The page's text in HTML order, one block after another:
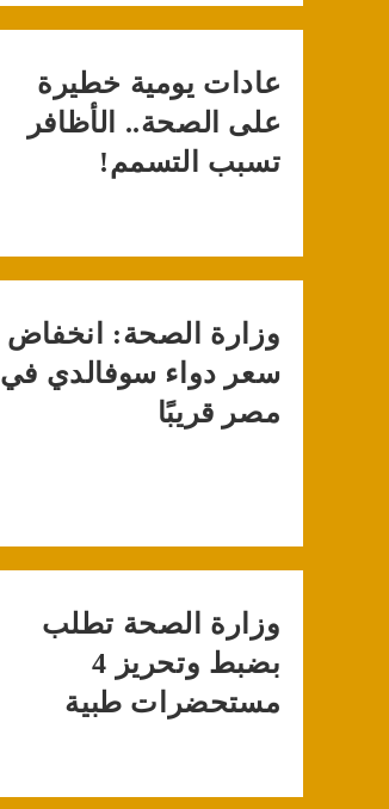
عادات يومية خطيرة
على الصحة.. الأظافر
تسبب التسمم!
وزارة الصحة: انخفاض
سعر دواء سوفالدي في
مصر قريبًا
وزارة الصحة تطلب
بضبط وتحريز 4
مستحضرات طبية